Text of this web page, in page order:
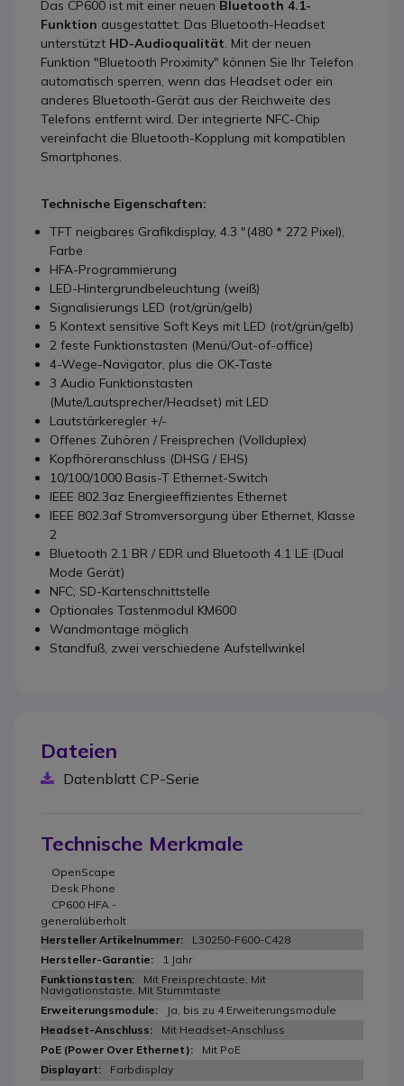
Das CP600 ist mit einer neuen Bluetooth 4.1-
Funktion ausgestattet: Das Bluetooth-Headset
unterstützt HD-Audioqualität. Mit der neuen
Funktion "Bluetooth Proximity" können Sie Ihr Telefon
automatisch sperren, wenn das Headset oder ein
anderes Bluetooth-Gerät aus der Reichweite des
Telefons entfernt wird. Der integrierte NFC-Chip
vereinfacht die Bluetooth-Kopplung mit kompatiblen
Smartphones.
Technische Eigenschaften:
TFT neigbares Grafikdisplay, 4.3 "(480 * 272 Pixel),
Farbe
HFA-Programmierung
LED-Hintergrundbeleuchtung (weiß)
Signalisierungs LED (rot/grün/gelb)
5 Kontext sensitive Soft Keys mit LED (rot/grün/gelb)
2 feste Funktionstasten (Menü/Out-of-office)
4-Wege-Navigator, plus die OK-Taste
3 Audio Funktionstasten
(Mute/Lautsprecher/Headset) mit LED
Lautstärkeregler +/-
Offenes Zuhören / Freisprechen (Vollduplex)
Kopfhöreranschluss (DHSG / EHS)
10/100/1000 Basis-T Ethernet-Switch
IEEE 802.3az Energieeffizientes Ethernet
IEEE 802.3af Stromversorgung über Ethernet, Klasse
2
Bluetooth 2.1 BR / EDR und Bluetooth 4.1 LE (Dual
Mode Gerät)
NFC; SD-Kartenschnittstelle
Optionales Tastenmodul KM600
Wandmontage möglich
Standfuß, zwei verschiedene Aufstellwinkel
Dateien
Datenblatt CP-Serie
Technische Merkmale
OpenScape
Desk Phone
CP600 HFA -
generalüberholt
L30250-F600-C428
1 Jahr
Mit Freisprechtaste, Mit
Navigationstaste, Mit Stummtaste
Ja, bis zu 4 Erweiterungsmodule
Mit Headset-Anschluss
Mit PoE
Farbdisplay